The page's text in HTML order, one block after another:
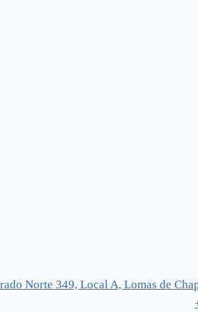
Norte 349, Local A, Lomas de